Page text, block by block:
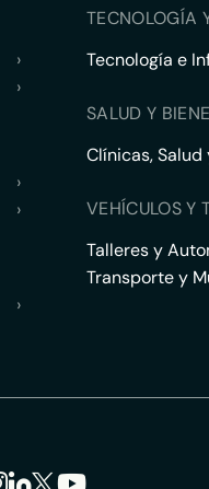
›
›
›
›
›
TECNOLOGÍA
Tecnología e
SALUD Y
Clínicas,
VEHÍCULOS Y
Talleres y
Transporte y